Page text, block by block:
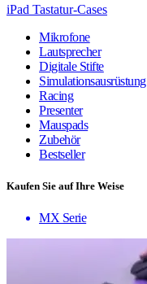
iPad Tastatur-Cases
Mikrofone
Lautsprecher
Digitale Stifte
Simulationsausrüstung
Racing
Presenter
Mauspads
Zubehör
Bestseller
Kaufen Sie auf Ihre Weise
MX Serie